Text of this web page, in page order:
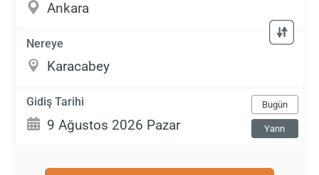
Nereye
Gidiş Tarihi Bugün
Yarın